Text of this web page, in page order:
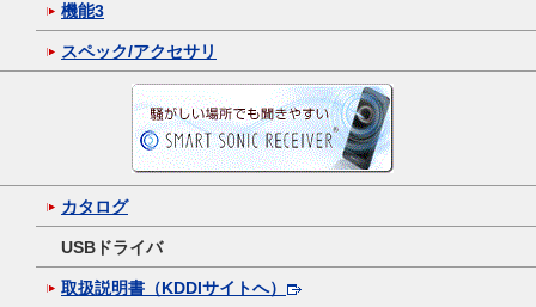
機能3
スペック/アクセサリ
カタログ
USBドライバ
取扱説明書（KDDIサイトへ）